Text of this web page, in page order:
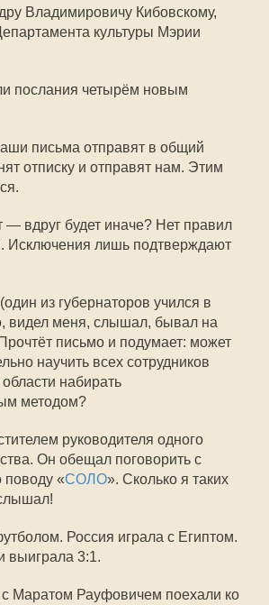
Владимировичу Кибовскому,
культуры Мэрии
послания четырём новым
письма отправят в общий
отписку и отправят нам. Этим
— вдруг будет иначе? Нет правил
Исключения лишь подтверждают
из губернаторов учился в
видел меня, слышал, бывал на
письмо и подумает: может
научить всех сотрудников
набирать
методом?
руководителя одного
Он обещал поговорить с
поводу «СОЛО». Сколько я таких
Россия играла с Египтом.
выиграла 3:1.
Маратом Рауфовичем поехали ко